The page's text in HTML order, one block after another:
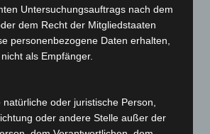
Untersuchungsauftrags nach dem
dem Recht der Mitgliedstaaten
personenbezogene Daten erhalten,
als Empfänger.
oder juristische Person,
oder andere Stelle außer der